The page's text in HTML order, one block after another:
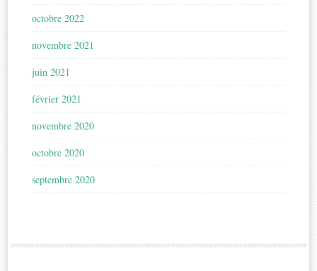
octobre 2022
novembre 2021
juin 2021
février 2021
novembre 2020
octobre 2020
septembre 2020